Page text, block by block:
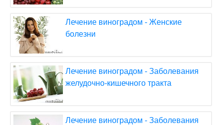
Лечение виноградом - Женские
болезни
Лечение виноградом - Заболевания
желудочно-кишечного тракта
Лечение виноградом - Заболевания